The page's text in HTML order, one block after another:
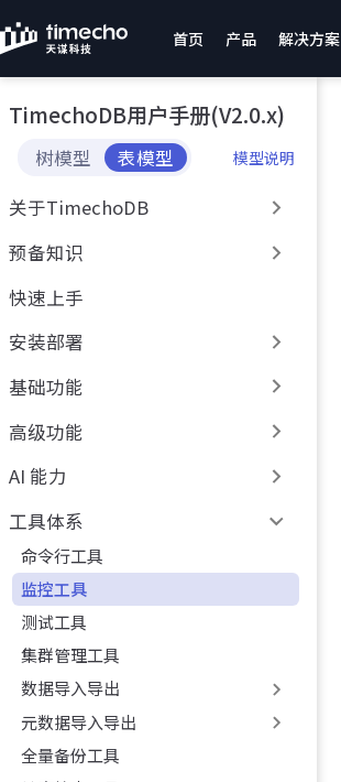
跳
至
主
內
首页 产品 解决方案
TimechoDB用户手册(V2.0.x)
树模型 表模型 模型说明
关于TimechoDB
预备知识
快速上手
安装部署
基础功能
高级功能
AI 能力
工具体系
命令行工具
监控工具
测试工具
集群管理工具
数据导入导出
元数据导入导出
全量备份工具